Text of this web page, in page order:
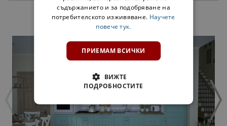
ПРОДУКТИ
съдържанието и за подобряване на
потребителското изживяване. Научете
повече тук.
ПРИЕМАМ ВСИЧКИ
ВИЖТЕ
ПОДРОБНОСТИТЕ